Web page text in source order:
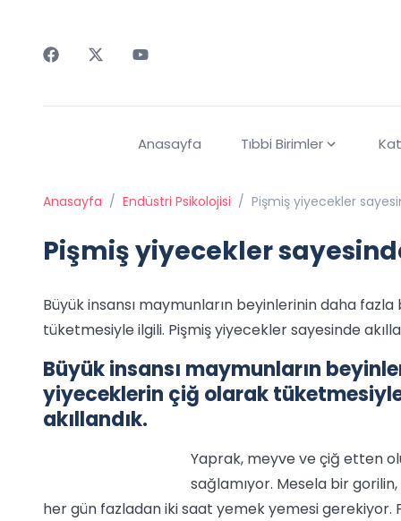
Anasayfa Tıbbi Birimler
Anasayfa / Endüstri Psikolojisi / Pişmiş yiyecekler
Pişmiş yiyecekler
Büyük insansı maymunların beyinlerinin daha
tüketmesiyle ilgili. Pişmiş yiyecekler sayesinde
Büyük insansı maymunların
yiyeceklerin çiğ olarak
akıllandık.
Yaprak, meyve ve çiğ etten
sağlamıyor. Mesela bir
her gün fazladan iki saat yemek yemesi